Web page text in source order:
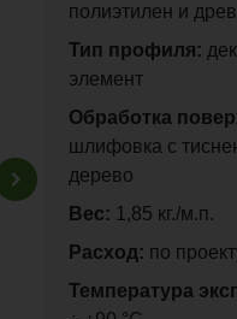
полиэтилен и
Тип профиля:
элемент
Обработка
шлифовка с
дерево
Вес: 1,85 кг./м.п.
Расход: по
Температура